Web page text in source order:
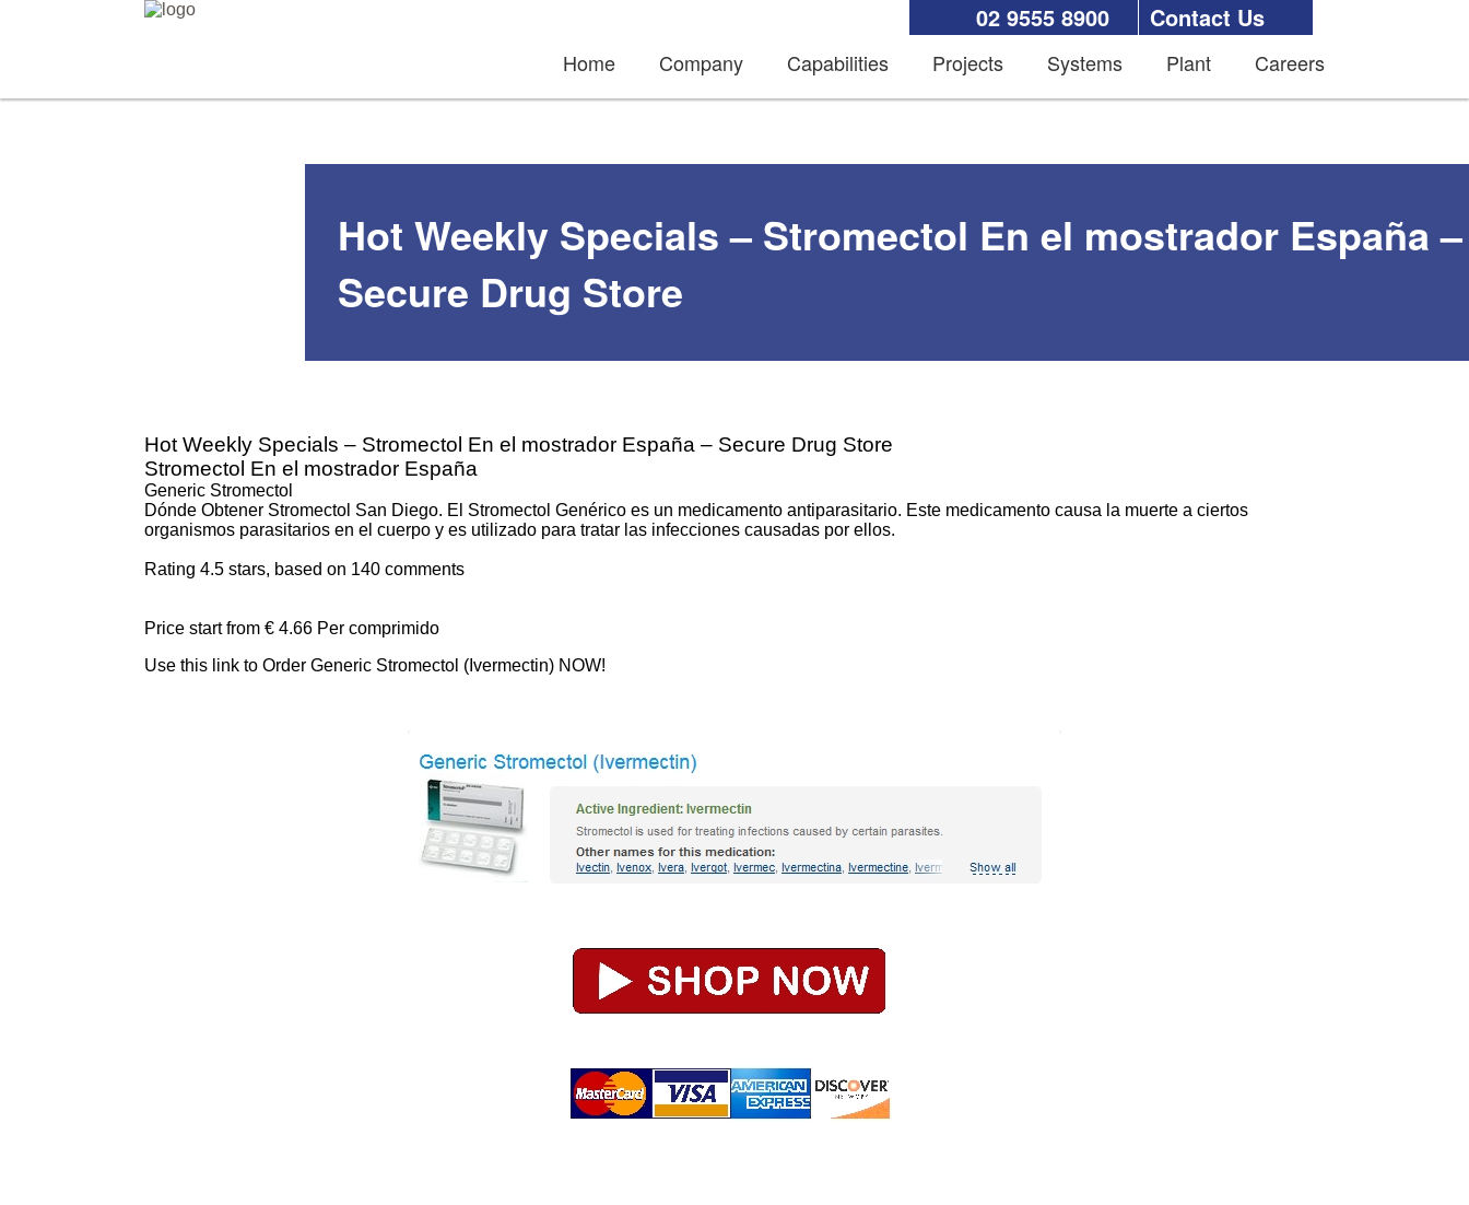
02 9555 8900 Contact Us
Home Company Capabilities Projects Systems Plant Careers
Hot Weekly Specials – Stromectol En el mostrador España –
Secure Drug Store
Hot Weekly Specials – Stromectol En el mostrador España – Secure Drug Store
Stromectol En el mostrador España
Generic Stromectol
Dónde Obtener Stromectol San Diego. El Stromectol Genérico es un medicamento antiparasitario. Este medicamento causa la muerte a ciertos
organismos parasitarios en el cuerpo y es utilizado para tratar las infecciones causadas por ellos.
Rating 4.5 stars, based on 140 comments
Price start from € 4.66 Per comprimido
Use this link to Order Generic Stromectol (Ivermectin) NOW!